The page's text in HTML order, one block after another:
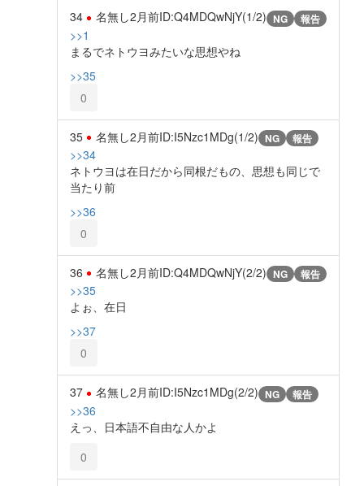
34 名無し2月前ID:Q4MDQwNjY(1/2) NG 報告
>>1
まるでネトウヨみたいな思想やね
>>35
0
35 名無し2月前ID:I5Nzc1MDg(1/2) NG 報告
>>34
ネトウヨは在日だから同根だもの、思想も同じで
当たり前
>>36
0
36 名無し2月前ID:Q4MDQwNjY(2/2) NG 報告
>>35
よぉ、在日
>>37
0
37 名無し2月前ID:I5Nzc1MDg(2/2) NG 報告
>>36
えっ、日本語不自由な人かよ
0